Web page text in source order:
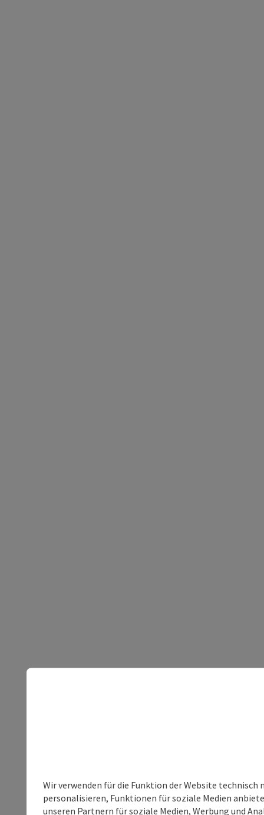
Wir verwenden für die Funktion der Website
personalisieren, Funktionen für soziale Medien
unseren Partnern für soziale Medien, Werbung und